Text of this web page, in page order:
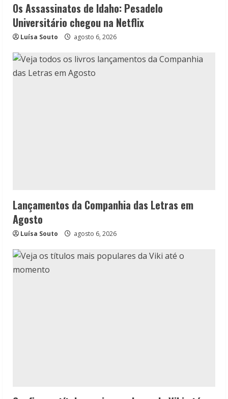
Os Assassinatos de Idaho: Pesadelo
Universitário chegou na Netflix
Luísa Souto agosto 6, 2026
Lançamentos da Companhia das Letras em
Agosto
Luísa Souto agosto 6, 2026